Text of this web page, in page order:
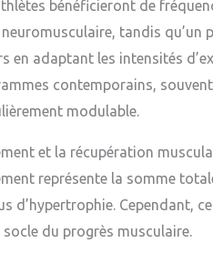
bénéficieront de
tandis
en adaptant les intensités
contemporains,
modulable.
et la récupération
représente la somme
d’hypertrophie. Cependant,
du progrès musculaire.